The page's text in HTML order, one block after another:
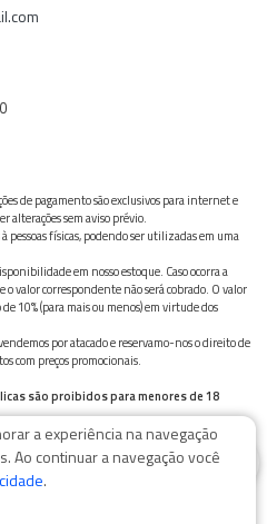
de pagamento são exclusivos para internet e
alterações sem aviso prévio.
pessoas físicas, podendo ser utilizadas em uma
em nosso estoque. Caso ocorra a
valor correspondente não será cobrado. O valor
10% (para mais ou menos) em virtude dos
por atacado e reservamo-nos o direito de
com preços promocionais.
são proibidos para menores de 18
e, em excesso, provoca graves males à saúde.
a experiência na navegação
Ao continuar a navegação você
.